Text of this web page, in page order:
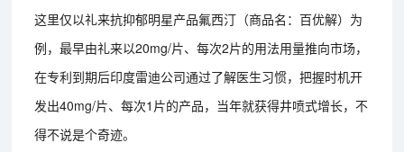
这里仅以礼来抗抑郁明星产品氟西汀（商品名：百优解）为
例，最早由礼来以20mg/片、每次2片的用法用量推向市场，
在专利到期后印度雷迪公司通过了解医生习惯，把握时机开
发出40mg/片、每次1片的产品，当年就获得井喷式增长，不
得不说是个奇迹。